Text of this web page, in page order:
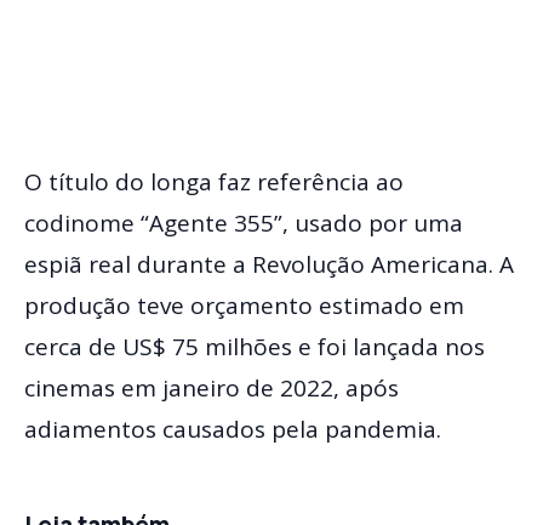
O título do longa faz referência ao
codinome “Agente 355”, usado por uma
espiã real durante a Revolução Americana. A
produção teve orçamento estimado em
cerca de US$ 75 milhões e foi lançada nos
cinemas em janeiro de 2022, após
adiamentos causados pela pandemia.